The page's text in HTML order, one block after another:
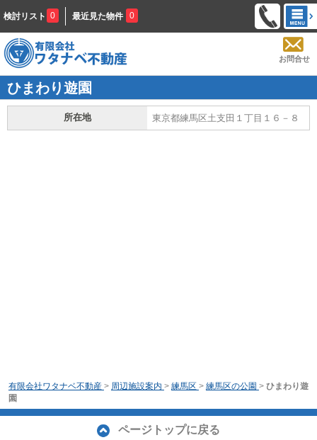
検討リスト 0 最近見た物件 0
お問合せ
ひまわり遊園
所在地 東京都練馬区土支田１丁目１６－８
有限会社ワタナベ不動産 > 周辺施設案内 > 練馬区 > 練馬区の公園 > ひまわり遊
園
ページトップに戻る